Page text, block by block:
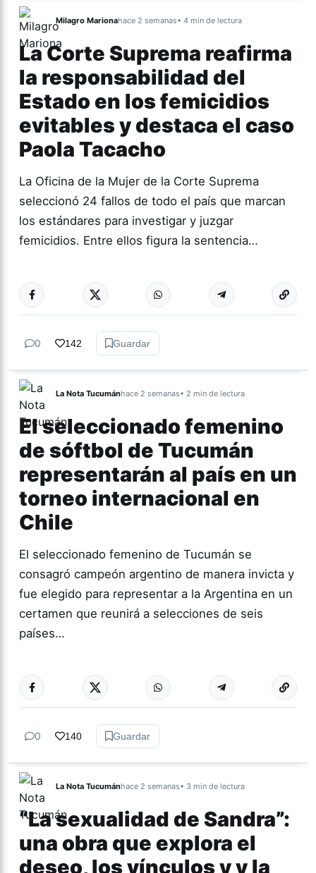
Milagro Marionahace 2 semanas• 4 min de lectura
La Corte Suprema reafirma
la responsabilidad del
Estado en los femicidios
evitables y destaca el caso
Paola Tacacho
La Oficina de la Mujer de la Corte Suprema
seleccionó 24 fallos de todo el país que marcan
los estándares para investigar y juzgar
femicidios. Entre ellos figura la sentencia…
GÉNERO Y
DIVERSIDAD
Más
0 142 Guardar
La Nota Tucumánhace 2 semanas• 2 min de lectura
El seleccionado femenino
de sóftbol de Tucumán
representarán al país en un
torneo internacional en
Chile
El seleccionado femenino de Tucumán se
consagró campeón argentino de manera invicta y
fue elegido para representar a la Argentina en un
certamen que reunirá a selecciones de seis
países…
DEPORTES Más
0 140 Guardar
La Nota Tucumánhace 2 semanas• 3 min de lectura
“La sexualidad de Sandra”:
una obra que explora el
deseo, los vínculos y y la